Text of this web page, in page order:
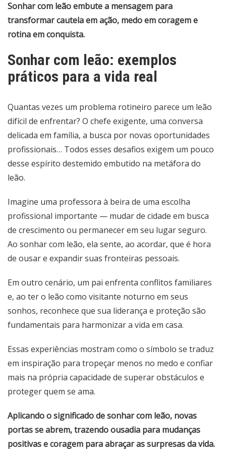
Sonhar com leão embute a mensagem para
transformar cautela em ação, medo em coragem e
rotina em conquista.
Sonhar com leão: exemplos
práticos para a vida real
Quantas vezes um problema rotineiro parece um leão
difícil de enfrentar? O chefe exigente, uma conversa
delicada em família, a busca por novas oportunidades
profissionais… Todos esses desafios exigem um pouco
desse espírito destemido embutido na metáfora do
leão.
Imagine uma professora à beira de uma escolha
profissional importante — mudar de cidade em busca
de crescimento ou permanecer em seu lugar seguro.
Ao sonhar com leão, ela sente, ao acordar, que é hora
de ousar e expandir suas fronteiras pessoais.
Em outro cenário, um pai enfrenta conflitos familiares
e, ao ter o leão como visitante noturno em seus
sonhos, reconhece que sua liderança e proteção são
fundamentais para harmonizar a vida em casa.
Essas experiências mostram como o símbolo se traduz
em inspiração para tropeçar menos no medo e confiar
mais na própria capacidade de superar obstáculos e
proteger quem se ama.
Aplicando o significado de sonhar com leão, novas
portas se abrem, trazendo ousadia para mudanças
positivas e coragem para abraçar as surpresas da vida.